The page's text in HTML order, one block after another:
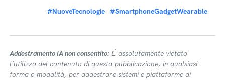
#NuoveTecnologie #SmartphoneGadgetWearable
Addestramento IA non consentito: É assolutamente vietato
l’utilizzo del contenuto di questa pubblicazione, in qualsiasi
forma o modalità, per addestrare sistemi e piattaforme di